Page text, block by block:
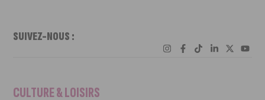
SUIVEZ-NOUS :
CULTURE & LOISIRS